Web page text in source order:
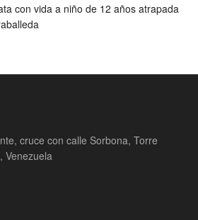
con vida a niño de 12 años atrapada
cruce con calle Sorbona, Torre
Venezuela